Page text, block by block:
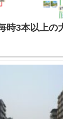
時3本以上の